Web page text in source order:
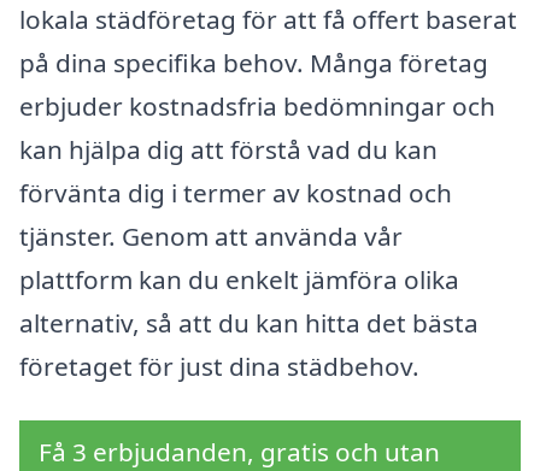
lokala städföretag för att få offert baserat
på dina specifika behov. Många företag
erbjuder kostnadsfria bedömningar och
kan hjälpa dig att förstå vad du kan
förvänta dig i termer av kostnad och
tjänster. Genom att använda vår
plattform kan du enkelt jämföra olika
alternativ, så att du kan hitta det bästa
företaget för just dina städbehov.
Få 3 erbjudanden, gratis och utan